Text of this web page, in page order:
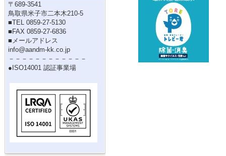
〒689-3541
鳥取県米子市二本木210-5
■TEL 0859-27-5130
■FAX 0859-27-6836
■メールアドレス
info@aandm-kk.co.jp
－－－－－－－－－－－－
●ISO14001 認証事業場